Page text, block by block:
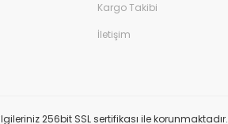
Kargo Takibi
İletişim
256bit SSL sertifikası ile korunmaktadır.